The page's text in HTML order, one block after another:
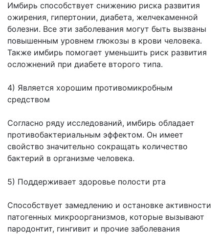
Имбирь способствует снижению риска развития
ожирения, гипертонии, диабета, желчекаменной
болезни. Все эти заболевания могут быть вызваны
повышенным уровнем глюкозы в крови человека.
Также имбирь помогает уменьшить риск развития
осложнений при диабете второго типа.
4) Является хорошим противомикробным
средством
Согласно ряду исследований, имбирь обладает
противобактериальным эффектом. Он имеет
свойство значительно сокращать количество
бактерий в организме человека.
5) Поддерживает здоровье полости рта
Способствует замедлению и остановке активности
патогенных микроорганизмов, которые вызывают
пародонтит, гингивит и прочие заболевания